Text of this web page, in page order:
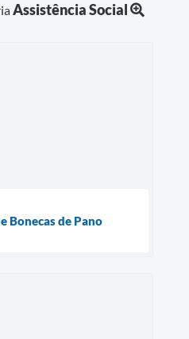
Assistência Social
Bonecas de Pano